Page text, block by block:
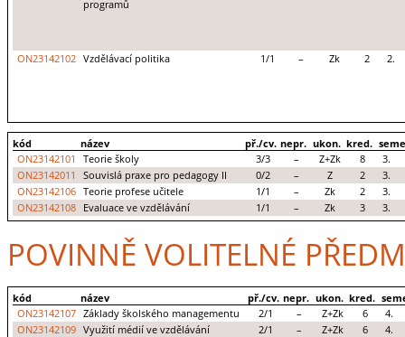
programů
ON23142102 Vzdělávací politika 1/1 – Zk 2 2.
kód název př./cv. nepr. ukon. kred.
ON23142101
Teorie školy 3/3 – Z+Zk 8
3.
ON23142011
Souvislá praxe pro pedagogy II 0/2 – Z 2
3.
ON23142106 Teorie profese učitele 1/1 – Zk 2
3.
ON23142108
Evaluace ve vzdělávání 1/1 – Zk 3 3.
POVINNĚ VOLITELNÉ
kód název př./cv. nepr. ukon. kred.
ON23142107 Základy školského managementu 2/1 – Z+Zk 6
4.
ON23142109 Využití médií ve vzdělávání 2/1 – Z+Zk 6 4.